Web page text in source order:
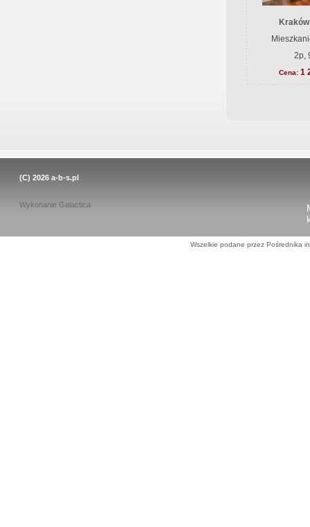
2p,
Cena: 1
(C) 2026 a-b-s.pl
Wykonanie Galactica
Wszelkie podane przez Pośrednika